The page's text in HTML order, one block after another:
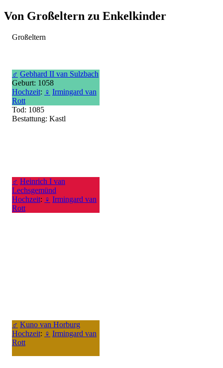
Von Großeltern zu Enkelkinder
Großeltern
♂ Gebhard II van Sulzbach
Geburt: 1058
Hochzeit: ♀ Irmingard van
Rott
Tod: 1085
Bestattung: Kastl
♂ Heinrich I van
Lechsgemünd
Hochzeit: ♀ Irmingard van
Rott
♂ Kuno van Horburg
Hochzeit: ♀ Irmingard van
Rott